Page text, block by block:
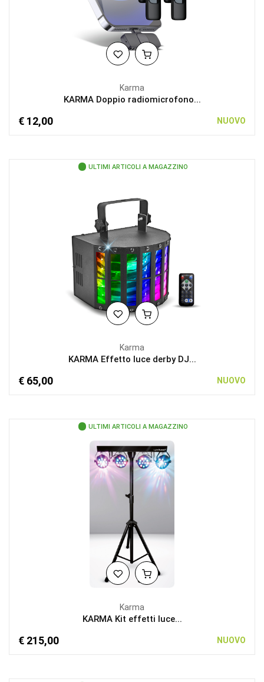
Karma
KARMA Doppio radiomicrofono...
€ 12,00 NUOVO
ULTIMI ARTICOLI A MAGAZZINO
Karma
KARMA Effetto luce derby DJ...
€ 65,00 NUOVO
ULTIMI ARTICOLI A MAGAZZINO
Karma
KARMA Kit effetti luce...
€ 215,00 NUOVO